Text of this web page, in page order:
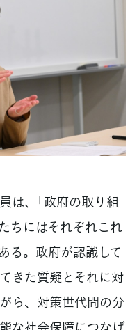
は、「政府の取り組
ちにはそれぞれこれ
る。政府が認識して
きた質疑とそれに対
ら、対策世代間の分